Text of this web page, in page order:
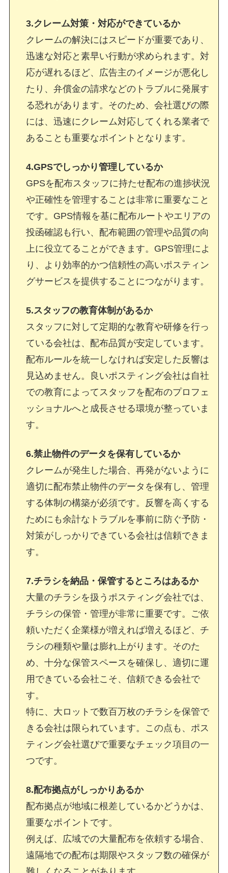
3.クレーム対策・対応ができているか
クレームの解決にはスピードが重要であり、
迅速な対応と素早い行動が求められます。対
応が遅れるほど、広告主のイメージが悪化し
たり、弁償金の請求などのトラブルに発展す
る恐れがあります。そのため、会社選びの際
には、迅速にクレーム対応してくれる業者で
あることも重要なポイントとなります。
4.GPSでしっかり管理しているか
GPSを配布スタッフに持たせ配布の進捗状況
や正確性を管理することは非常に重要なこと
です。GPS情報を基に配布ルートやエリアの
投函確認も行い、配布範囲の管理や品質の向
上に役立てることができます。GPS管理によ
り、より効率的かつ信頼性の高いポスティン
グサービスを提供することにつながります。
5.スタッフの教育体制があるか
スタッフに対して定期的な教育や研修を行っ
ている会社は、配布品質が安定しています。
配布ルールを統一しなければ安定した反響は
見込めません。良いポスティング会社は自社
での教育によってスタッフを配布のプロフェ
ッショナルへと成長させる環境が整っていま
す。
6.禁止物件のデータを保有しているか
クレームが発生した場合、再発がないように
適切に配布禁止物件のデータを保有し、管理
する体制の構築が必須です。反響を高くする
ためにも余計なトラブルを事前に防ぐ予防・
対策がしっかりできている会社は信頼できま
す。
7.チラシを納品・保管するところはあるか
大量のチラシを扱うポスティング会社では、
チラシの保管・管理が非常に重要です。ご依
頼いただく企業様が増えれば増えるほど、チ
ラシの種類や量は膨れ上がります。そのた
め、十分な保管スペースを確保し、適切に運
用できている会社こそ、信頼できる会社で
す。
特に、大ロットで数百万枚のチラシを保管で
きる会社は限られています。この点も、ポス
ティング会社選びで重要なチェック項目の一
つです。
8.配布拠点がしっかりあるか
配布拠点が地域に根差しているかどうかは、
重要なポイントです。
例えば、広域での大量配布を依頼する場合、
遠隔地での配布は期限やスタッフ数の確保が